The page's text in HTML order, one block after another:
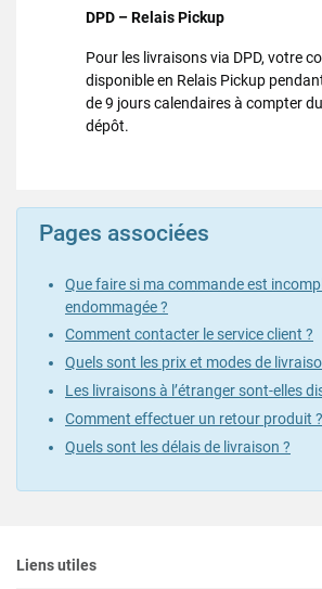
DPD – Relais Pickup
Pour les livraisons via DPD, votre
disponible en Relais Pickup
de 9 jours calendaires à compter
dépôt.
Pages associées
Que faire si ma commande est
endommagée ?
Comment contacter le service client ?
Quels sont les prix et modes de
Les livraisons à l’étranger sont-elles
Comment effectuer un retour produit ?
Quels sont les délais de livraison ?
Liens utiles